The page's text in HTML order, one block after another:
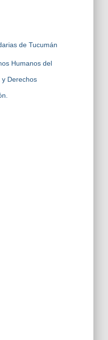
de Tucumán
Humanos del
y Derechos